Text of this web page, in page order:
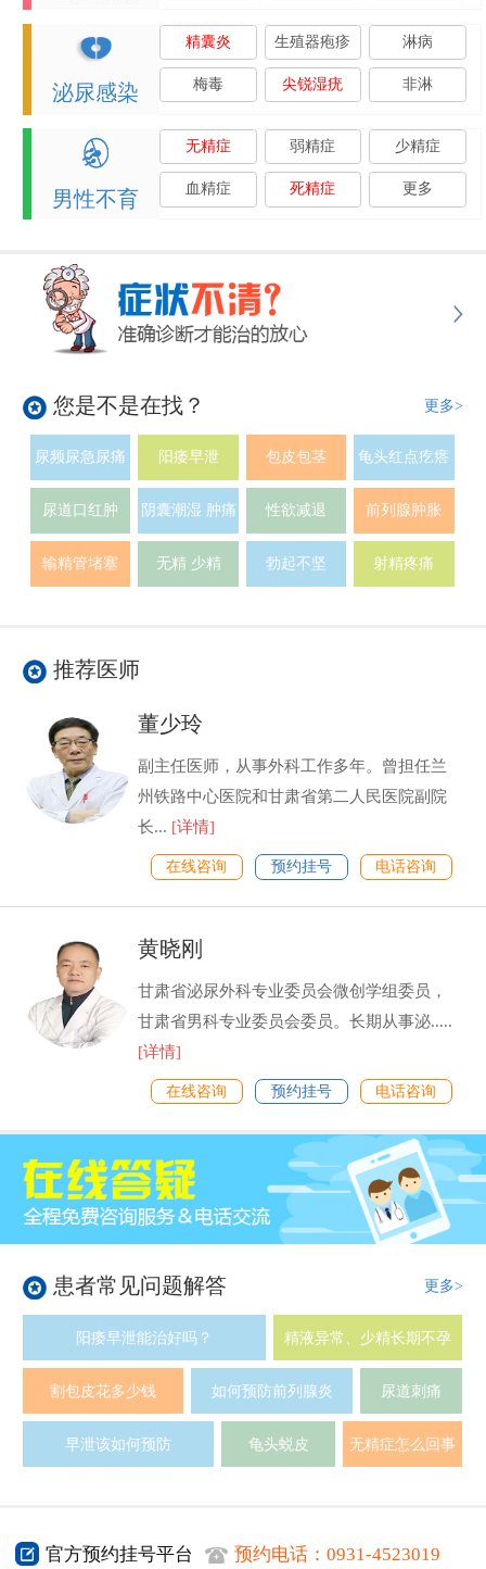
泌尿感染
精囊炎 生殖器疱疹 淋病
梅毒 尖锐湿疣 非淋
男性不育
无精症 弱精症 少精症
血精症 死精症 更多
您是不是在找？ 更多>
尿频尿急尿痛 阳痿早泄 包皮包茎 龟头红点疙瘩
尿道口红肿 阴囊潮湿 肿痛 性欲减退 前列腺肿胀
输精管堵塞 无精 少精 勃起不坚 射精疼痛
推荐医师
董少玲
副主任医师，从事外科工作多年。曾担任兰
州铁路中心医院和甘肃省第二人民医院副院
长... [详情]
在线咨询 预约挂号 电话咨询
黄晓刚
甘肃省泌尿外科专业委员会微创学组委员，
甘肃省男科专业委员会委员。长期从事泌.....
[详情]
在线咨询 预约挂号 电话咨询
患者常见问题解答 更多>
阳痿早泄能治好吗？ 精液异常、少精长期不孕
割包皮花多少钱 如何预防前列腺炎 尿道刺痛
早泄该如何预防 龟头蜕皮 无精症怎么回事
官方预约挂号平台 预约电话：0931-4523019